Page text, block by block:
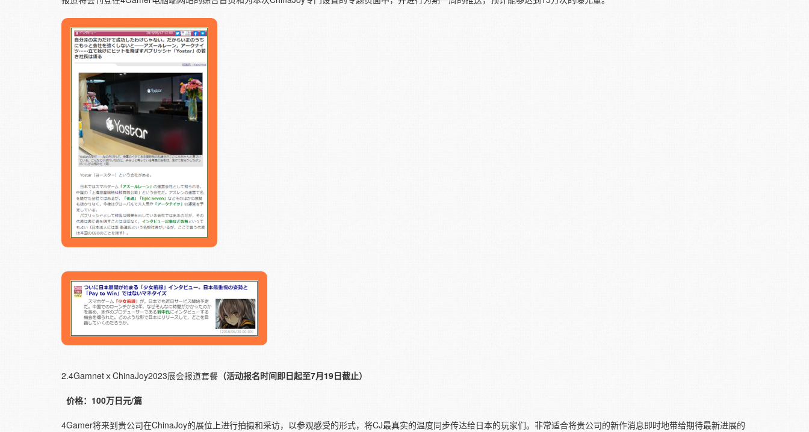
2.4GamnetｘChinaJoy2023展会报道套餐 （活动报名时间即日起至7月19日截止）
价格：100万日元/篇
4Gamer将来到贵公司在ChinaJoy的展位上进行拍摄和采访，以参观感受的形式，将CJ最真实的温度同步传达给日本的玩家们。非常适合将贵公司的新作消息即时地带给期待最新进展的